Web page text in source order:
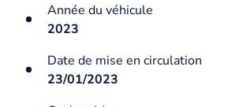
Année du véhicule
2023
Date de mise en circulation
23/01/2023